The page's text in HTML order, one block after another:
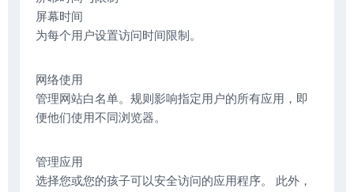
屏幕时间
为每个用户设置访问时间限制。
网络使用
管理网站白名单。规则影响指定用户的所有应用，即
便他们使用不同浏览器。
管理应用
选择您或您的孩子可以安全访问的应用程序。 此外，